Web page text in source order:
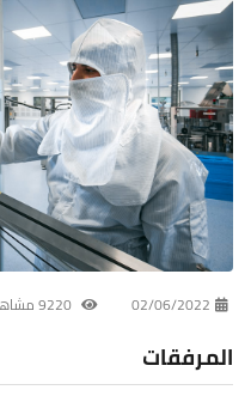
02/06/2022
المرفقات